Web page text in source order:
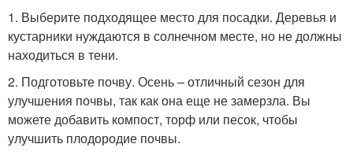
1. Выберите подходящее место для посадки. Деревья и
кустарники нуждаются в солнечном месте, но не должны
находиться в тени.
2. Подготовьте почву. Осень – отличный сезон для
улучшения почвы, так как она еще не замерзла. Вы
можете добавить компост, торф или песок, чтобы
улучшить плодородие почвы.